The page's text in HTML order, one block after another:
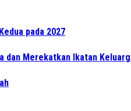
pada 2027
dan Merekatkan Ikatan